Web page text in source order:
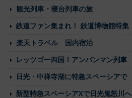
観光列車・寝台列車の旅
鉄道ファン集まれ！ 鉄道博物館特集
楽天トラベル 国内宿泊
レッツゴー四国！アンパンマン列車
日光・中禅寺湖に特急スペーシアで
新型特急スペーシアXで日光鬼怒川へ